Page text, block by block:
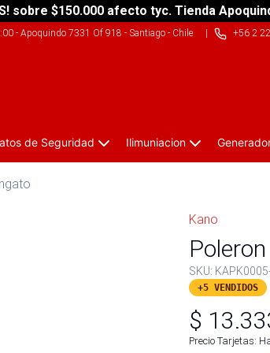
sobre $150.000 afecto tyc. Tienda
- Apoquindo 7331 Of 918 - Santiago - Chile| +56 2
de Seguridad Ilimuniacion
Kano
SKU:
+5 VENDIDOS
$
Precio Tarjetas: